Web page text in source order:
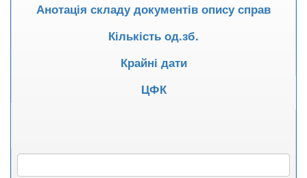
Анотація складу документів опису справ
Кількість од.зб.
Крайні дати
ЦФК